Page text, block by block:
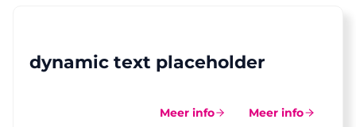
dynamic text placeholder
Meer info Meer info